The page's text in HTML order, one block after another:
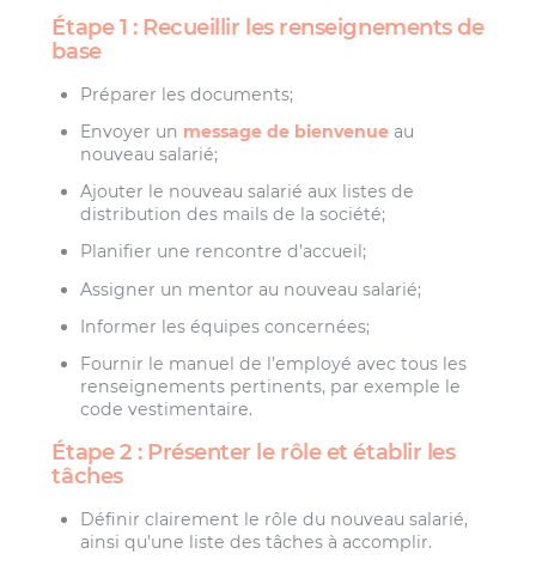
Étape 1 : Recueillir les renseignements de
base
Préparer les documents;
Envoyer un message de bienvenue au
nouveau salarié;
Ajouter le nouveau salarié aux listes de
distribution des mails de la société;
Planifier une rencontre d’accueil;
Assigner un mentor au nouveau salarié;
Informer les équipes concernées;
Fournir le manuel de l’employé avec tous les
renseignements pertinents, par exemple le
code vestimentaire.
Étape 2 : Présenter le rôle et établir les
tâches
Définir clairement le rôle du nouveau salarié,
ainsi qu’une liste des tâches à accomplir.